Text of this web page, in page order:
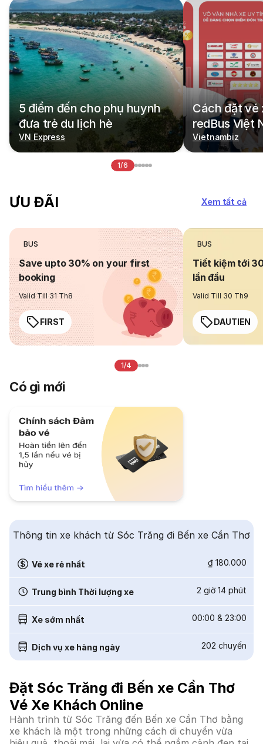
5 điểm đến cho phụ huynh
đưa trẻ du lịch hè
VN Express
Cách đặt vé
redBus Việt
Vietnambiz
1/6
ƯU ĐÃI Xem tất cả
BUS
Save upto 30% on your first
booking
Valid Till 31 Th8
FIRST
BUS
Tiết kiệm tới
lần đầu
Valid Till 30 Th9
DAUTIEN
1/4
Có gì mới
Thông tin xe khách từ Sóc Trăng đi Bến xe Cần Thơ
Vé xe rẻ nhất ₫ 180.000
Trung bình Thời lượng xe 2 giờ 14 phút
Xe sớm nhất 00:00 & 23:00
Dịch vụ xe hàng ngày 202 chuyến
Đặt Sóc Trăng đi Bến xe Cần Thơ
Vé Xe Khách Online
Hành trình từ Sóc Trăng đến Bến xe Cần Thơ bằng
xe khách là một trong những cách di chuyển vừa